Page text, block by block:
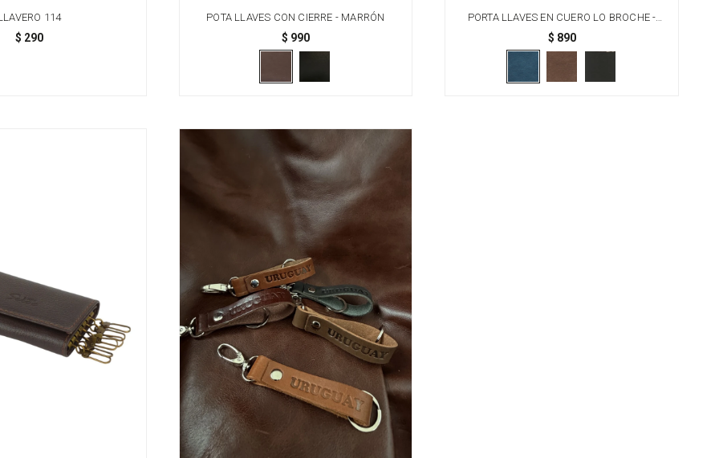
114
$ 290
POTA LLAVES CON CIERRE - MARRÓN
$ 990
PORTA LLAVES EN CUERO LO BROCHE -
NEGRO C/ AZUL
$ 890